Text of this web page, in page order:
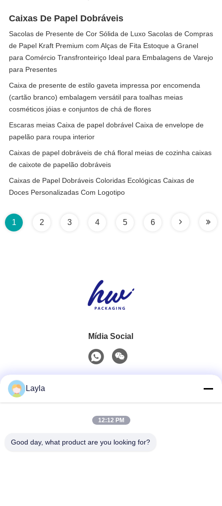
Caixas De Papel Dobráveis
Sacolas de Presente de Cor Sólida de Luxo Sacolas de Compras
de Papel Kraft Premium com Alças de Fita Estoque a Granel
para Comércio Transfronteiriço Ideal para Embalagens de Varejo
para Presentes
Caixa de presente de estilo gaveta impressa por encomenda
(cartão branco) embalagem versátil para toalhas meias
cosméticos jóias e conjuntos de chá de flores
Escaras meias Caixa de papel dobrável Caixa de envelope de
papelão para roupa interior
Caixas de papel dobráveis de chá floral meias de cozinha caixas
de caixote de papelão dobráveis
Caixas de Papel Dobráveis Coloridas Ecológicas Caixas de
Doces Personalizadas Com Logotipo
1 2 3 4 5 6
Mídia Social
0086-18688885859
Layla
12:12 PM
Good day, what product are you looking for?